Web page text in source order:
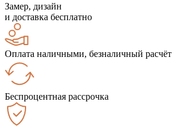
Замер, дизайн
и доставка бесплатно
Оплата наличными, безналичный расчёт
Беспроцентная рассрочка